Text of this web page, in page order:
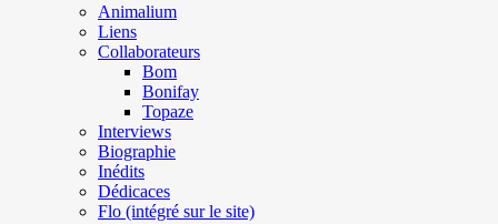
Animalium
Liens
Collaborateurs
Bom
Bonifay
Topaze
Interviews
Biographie
Inédits
Dédicaces
Flo (intégré sur le site)